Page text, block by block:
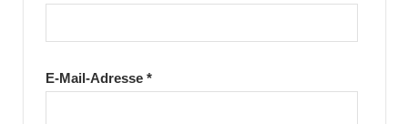
E-Mail-Adresse *